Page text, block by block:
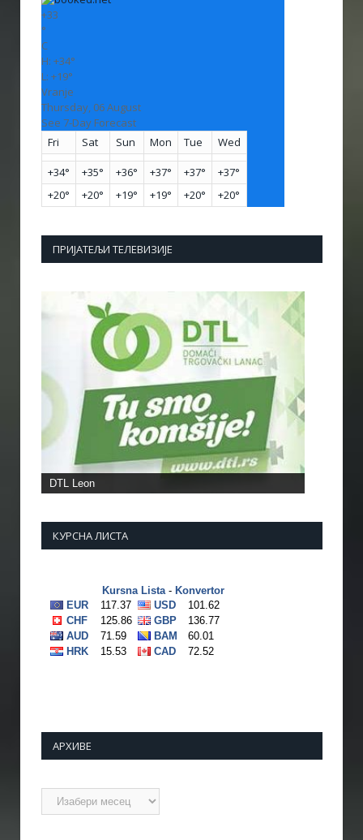
+33
°
C
H: +34°
L: +19°
Vranje
Thursday, 06 August
See 7-Day Forecast
Fri
Sat Sun Mon Tue Wed
+34° +35° +36° +37° +37° +37°
+20° +20° +19° +19° +20° +20°
ПРИЈАТЕЉИ ТЕЛЕВИЗИЈЕ
DTL Leon
КУРСНА ЛИСТА
АРХИВЕ
Архиве